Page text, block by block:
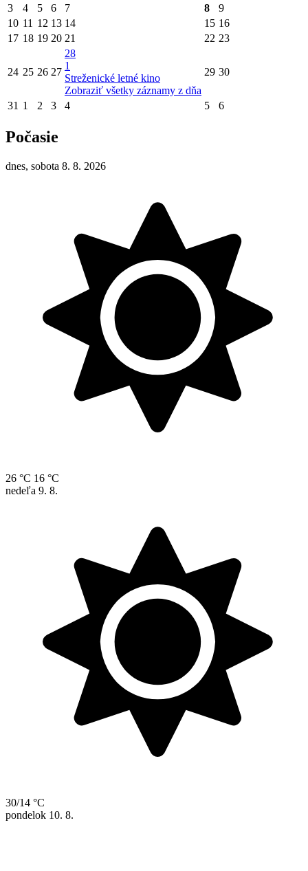
3 4 5 6 7 8
9
10 11 12 13 14 15 16
17 18 19 20 21 22 23
24 25 26 27
28
1
Streženické letné kino
Zobraziť všetky záznamy z dňa
29 30
31 1 2 3 4 5 6
Počasie
dnes, sobota 8. 8. 2026
26 °C 16 °C
nedeľa 9. 8.
30/14 °C
pondelok 10. 8.